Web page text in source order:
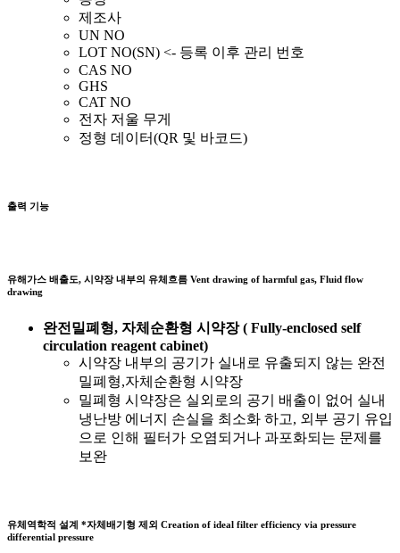
제조사
UN NO
LOT NO(SN) <- 등록 이후 관리 번호
CAS NO
GHS
CAT NO
전자 저울 무게
정형 데이터(QR 및 바코드)
출력 기능
유해가스 배출도, 시약장 내부의 유체흐름 Vent drawing of harmful gas, Fluid flow
drawing
완전밀폐형, 자체순환형 시약장 ( Fully-enclosed self
circulation reagent cabinet)
시약장 내부의 공기가 실내로 유출되지 않는 완전
밀폐형,자체순환형 시약장
밀폐형 시약장은 실외로의 공기 배출이 없어 실내
냉난방 에너지 손실을 최소화 하고, 외부 공기 유입
으로 인해 필터가 오염되거나 과포화되는 문제를
보완
유체역학적 설계 *자체배기형 제외 Creation of ideal filter efficiency via pressure
differential pressure